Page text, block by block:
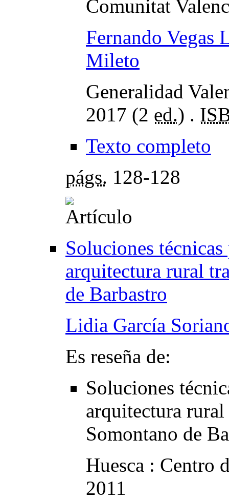
Comunitat
Fernando Vegas
Mileto
Generalidad
2017 (2 ed.) .
Texto completo
págs. 128-128
Soluciones
arquitectura rural
de Barbastro
Lidia García
Es reseña de:
Soluciones
arquitectura
Somontano de
Huesca : Centro
2011